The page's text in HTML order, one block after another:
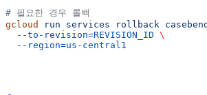
# 필요한 경우 롤백
gcloud
run services rollback
  --to-revision=REVISION_ID
\
  --region=us-central1